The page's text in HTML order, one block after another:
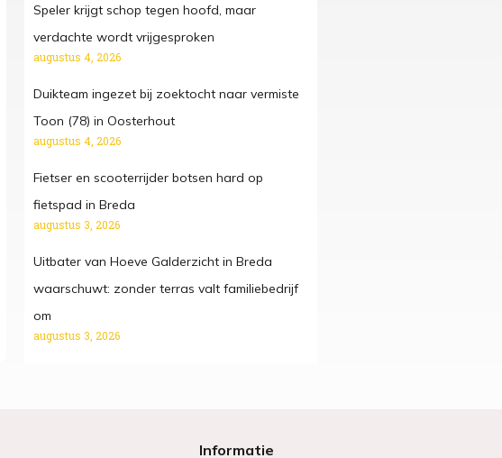
Speler krijgt schop tegen hoofd, maar
verdachte wordt vrijgesproken
augustus 4, 2026
Duikteam ingezet bij zoektocht naar vermiste
Toon (78) in Oosterhout
augustus 4, 2026
Fietser en scooterrijder botsen hard op
fietspad in Breda
augustus 3, 2026
Uitbater van Hoeve Galder­zicht in Breda
waarschuwt: zonder terras valt familiebe­drijf
om
augustus 3, 2026
Informatie